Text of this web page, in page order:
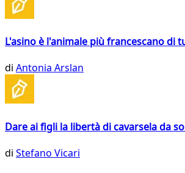
L'asino è l'animale più francescano di
di Antonia Arslan
Dare ai figli la libertà di cavarsela da
di Stefano Vicari